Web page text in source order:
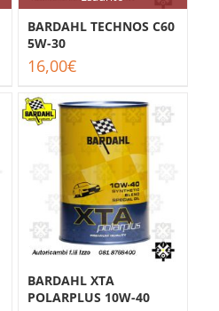
BARDAHL TECHNOS C60
5W-30
16,00€
BARDAHL XTA
POLARPLUS 10W-40